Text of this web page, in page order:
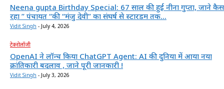
Neena gupta Birthday Special: 67 साल की हुईं नीना गुप्ता, जाने
रहा ” पंचायत “की “मंजु देवी” का संघर्ष से स्टारडम तक...
Vidit Singh - July 4, 2026
टेक्नोलॉजी
OpenAI ने लॉन्च किया ChatGPT Agent: AI की दुनिया में आया नया
क्रांतिकारी बदलाव , जाने पूरी जानकारी !
Vidit Singh - July 3, 2026